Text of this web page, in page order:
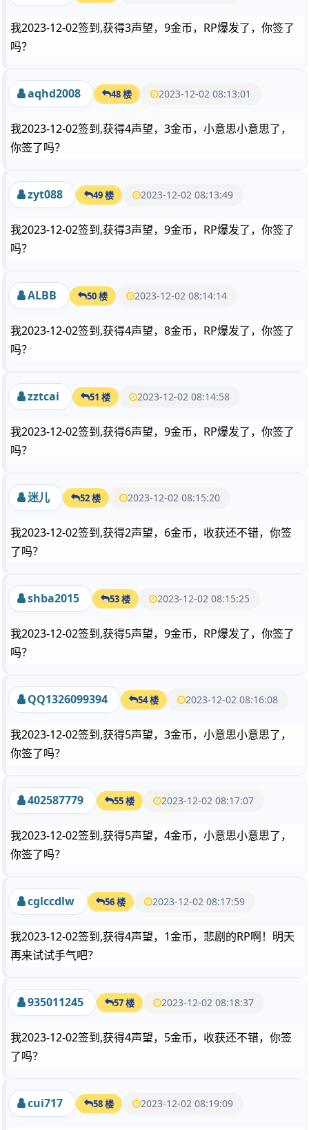
我2023-12-02签到,获得3声望，9金币，RP爆发了，你签了
吗？
aqhd2008 48 楼 2023-12-02 08:13:01
我2023-12-02签到,获得4声望，3金币，小意思小意思了，
你签了吗？
zyt088 49 楼 2023-12-02 08:13:49
我2023-12-02签到,获得3声望，9金币，RP爆发了，你签了
吗？
ALBB 50 楼 2023-12-02 08:14:14
我2023-12-02签到,获得4声望，8金币，RP爆发了，你签了
吗？
zztcai 51 楼 2023-12-02 08:14:58
我2023-12-02签到,获得6声望，9金币，RP爆发了，你签了
吗？
迷儿 52 楼 2023-12-02 08:15:20
我2023-12-02签到,获得2声望，6金币，收获还不错，你签
了吗？
shba2015 53 楼 2023-12-02 08:15:25
我2023-12-02签到,获得5声望，9金币，RP爆发了，你签了
吗？
QQ1326099394 54 楼 2023-12-02 08:16:08
我2023-12-02签到,获得5声望，3金币，小意思小意思了，
你签了吗？
402587779 55 楼 2023-12-02 08:17:07
我2023-12-02签到,获得5声望，4金币，小意思小意思了，
你签了吗？
cglccdlw 56 楼 2023-12-02 08:17:59
我2023-12-02签到,获得4声望，1金币，悲剧的RP啊！明天
再来试试手气吧？
935011245 57 楼 2023-12-02 08:18:37
我2023-12-02签到,获得4声望，5金币，收获还不错，你签
了吗？
cui717 58 楼 2023-12-02 08:19:09